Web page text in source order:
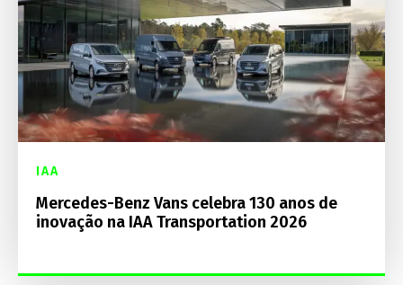
IAA
Mercedes-Benz Vans celebra 130 anos de
inovação na IAA Transportation 2026